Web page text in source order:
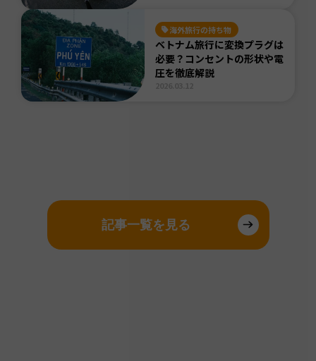
海外旅行の持ち物
ベトナム旅行に変換プラグは
必要？コンセントの形状や電
圧を徹底解説
記事一覧を見る